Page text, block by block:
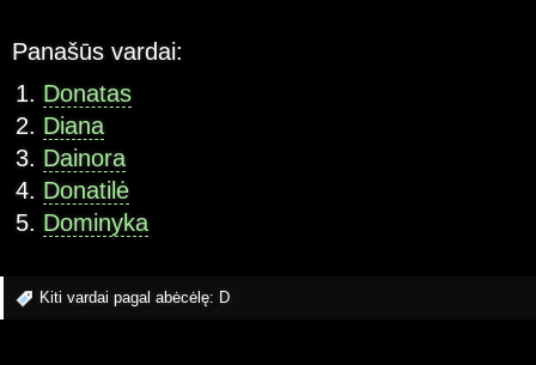
Panašūs vardai:
Donatas
Diana
Dainora
Donatilė
Dominyka
Kiti vardai pagal abėcėlę: D